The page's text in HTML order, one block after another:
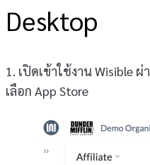
Desktop
1. เปิดเข้าใช้งาน Wisible
เลือก App Store